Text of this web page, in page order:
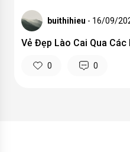
buithihieu - 16/09/
Vẻ Đẹp Lào Cai Qua
0 0